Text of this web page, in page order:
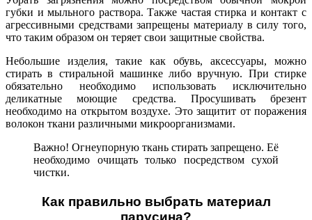
губки и мыльного раствора. Также частая стирка и контакт с
агрессивными средствами запрещены материалу в силу того,
что таким образом он теряет свои защитные свойства.
Небольшие изделия, такие как обувь, аксессуары, можно
стирать в стиральной машинке либо вручную. При стирке
обязательно необходимо использовать исключительно
деликатные моющие средства. Просушивать брезент
необходимо на открытом воздухе. Это защитит от поражения
волокон ткани различными микроорганизмами.
Важно! Огнеупорную ткань стирать запрещено. Её
необходимо очищать только посредством сухой
чистки.
Как правильно выбрать материал
парусина?